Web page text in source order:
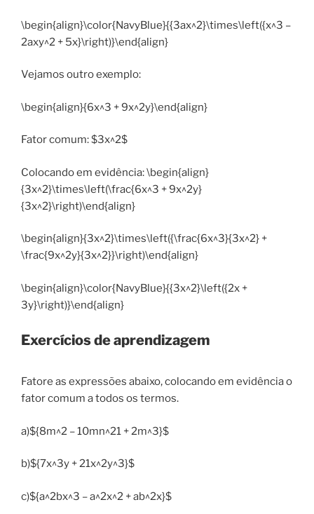
\begin{align}\color{NavyBlue}{{3ax^2}\times\left({x^3 –
2axy^2 + 5x}\right)}\end{align}
Vejamos outro exemplo:
\begin{align}{6x^3 + 9x^2y}\end{align}
Fator comum: $3x^2$
Colocando em evidência: \begin{align}
{3x^2}\times\left(\frac{6x^3 + 9x^2y}
{3x^2}\right)\end{align}
\begin{align}{3x^2}\times\left({\frac{6x^3}{3x^2} +
\frac{9x^2y}{3x^2}}\right)\end{align}
\begin{align}\color{NavyBlue}{{3x^2}\left({2x +
3y}\right)}\end{align}
Exercícios de aprendizagem
Fatore as expressões abaixo, colocando em evidência o
fator comum a todos os termos.
a)${8m^2 – 10mn^21 + 2m^3}$
b)${7x^3y + 21x^2y^3}$
c)${a^2bx^3 – a^2x^2 + ab^2x}$